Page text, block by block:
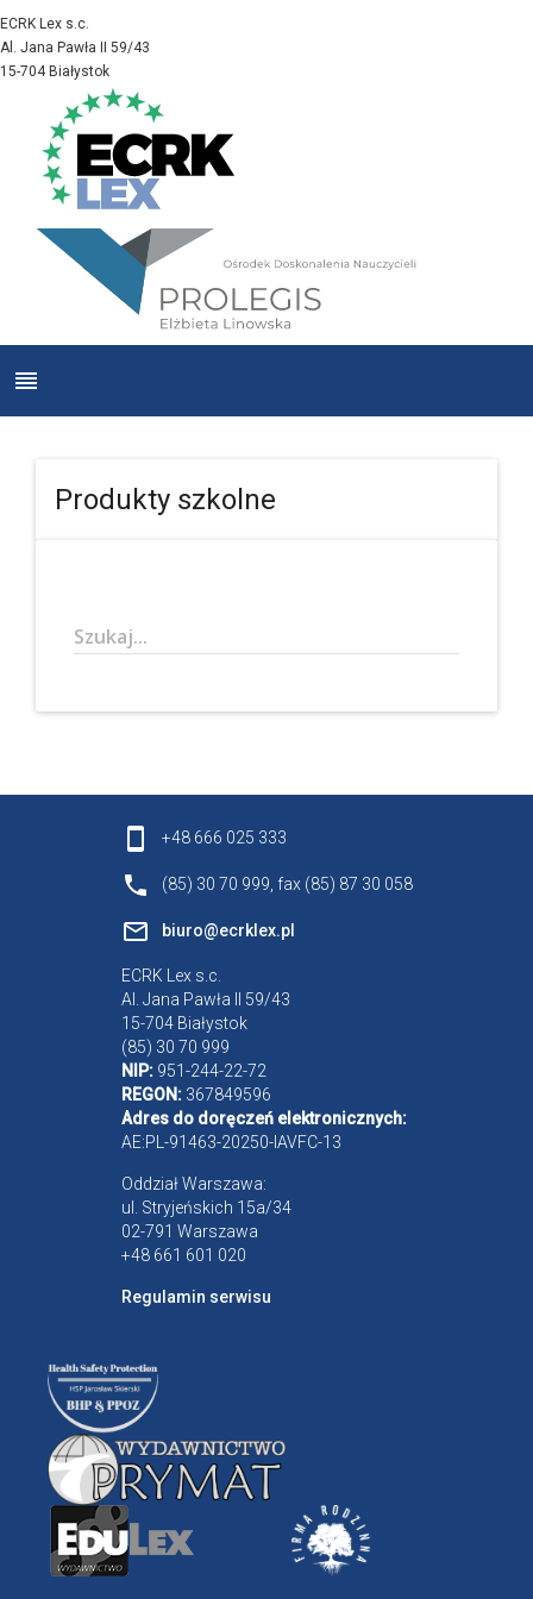
ECRK Lex s.c.
Al. Jana Pawła II 59/43
15-704 Białystok
Produkty szkolne
Szukaj...
+48 666 025 333
(85) 30 70 999, fax (85) 87 30 058
biuro@ecrklex.pl
ECRK Lex s.c.
Al. Jana Pawła II 59/43
15-704 Białystok
(85) 30 70 999
NIP:951-244-22-72
REGON:367849596
Adres do doręczeń elektronicznych:
AE:PL-91463-20250-IAVFC-13
Oddział Warszawa:
ul. Stryjeńskich 15a/34
02-791 Warszawa
+48 661 601 020
Regulamin serwisu